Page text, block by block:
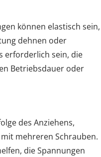
können elastisch sein,
dehnen oder
erforderlich sein, die
Betriebsdauer oder
des Anziehens,
mehreren Schrauben.
die Spannungen